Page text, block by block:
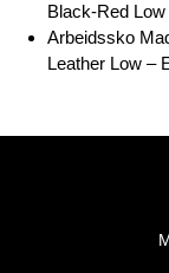
Black-Red
Arbeidssko
Leather Low –